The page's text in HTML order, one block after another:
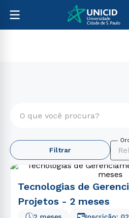
Filtrar
Tecnologias de
Projetos - 2 meses
2º
3º